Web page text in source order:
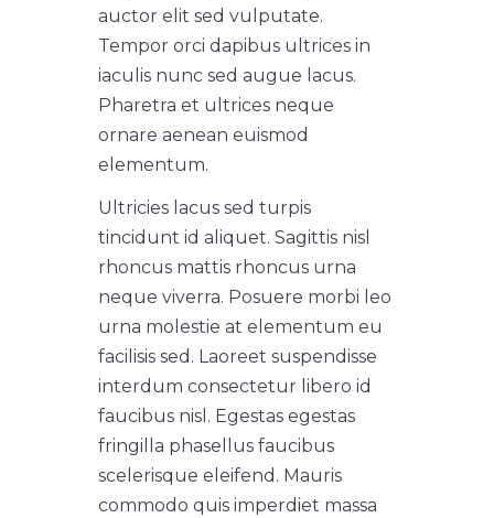
auctor elit sed vulputate.
Tempor orci dapibus ultrices in
iaculis nunc sed augue lacus.
Pharetra et ultrices neque
ornare aenean euismod
elementum.
Ultricies lacus sed turpis
tincidunt id aliquet. Sagittis nisl
rhoncus mattis rhoncus urna
neque viverra. Posuere morbi leo
urna molestie at elementum eu
facilisis sed. Laoreet suspendisse
interdum consectetur libero id
faucibus nisl. Egestas egestas
fringilla phasellus faucibus
scelerisque eleifend. Mauris
commodo quis imperdiet massa